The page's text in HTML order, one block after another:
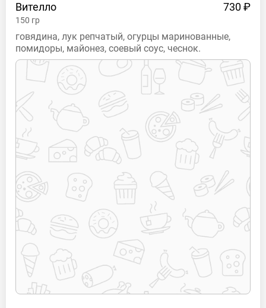
Вителло 730 ₽
150 гр
говядина, лук репчатый, огурцы маринованные,
помидоры, майонез, соевый соус, чеснок.